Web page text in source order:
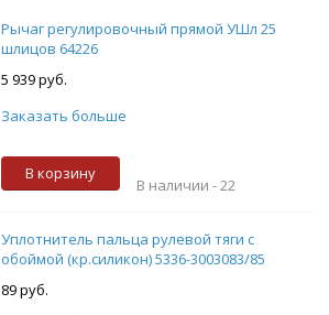
Рычаг регулировочный прямой УШл 25
шлицов 64226
5 939 руб.
Заказать больше
В корзину
В наличии -22
Уплотнитель пальца рулевой тяги с
обоймой (кр.силикон) 5336-3003083/85
89 руб.